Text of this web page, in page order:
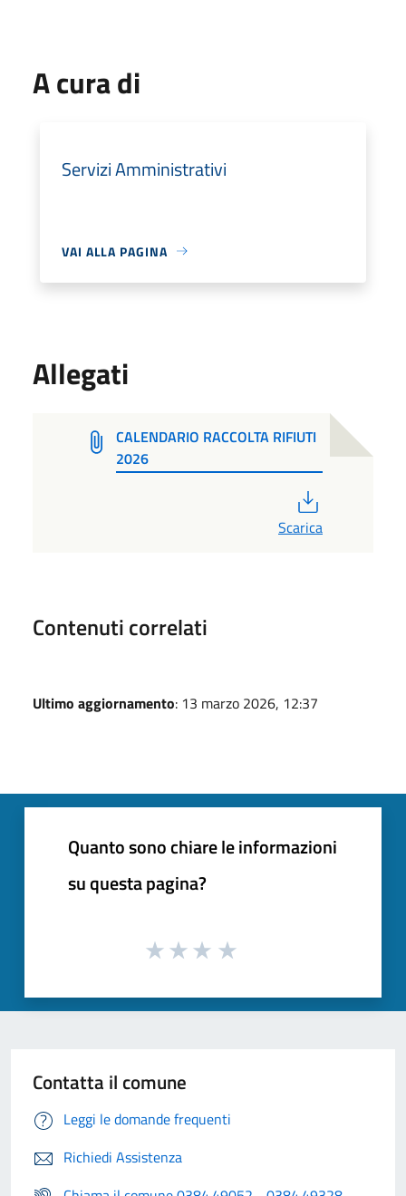
A cura di
Servizi Amministrativi
VAI ALLA PAGINA
Allegati
CALENDARIO RACCOLTA RIFIUTI
2026
Scarica
Contenuti correlati
Ultimo aggiornamento: 13 marzo 2026, 12:37
Quanto sono chiare le informazioni
su questa pagina?
Contatta il comune
Leggi le domande frequenti
Richiedi Assistenza